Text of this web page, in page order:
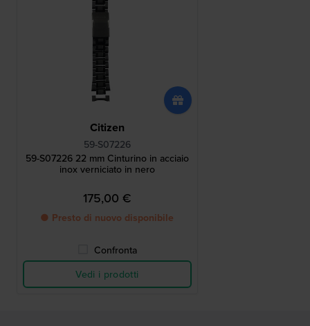
Citizen
59-S07226
59-S07226 22 mm Cinturino in acciaio
inox verniciato in nero
175,00 €
● Presto di nuovo disponibile
Confronta
Vedi i prodotti